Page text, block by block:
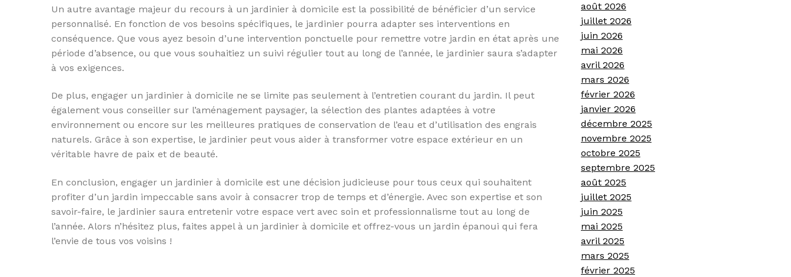
Un autre avantage majeur du recours à un jardinier à domicile est la possibilité de bénéficier d’un service
personnalisé. En fonction de vos besoins spécifiques, le jardinier pourra adapter ses interventions en
conséquence. Que vous ayez besoin d’une intervention ponctuelle pour remettre votre jardin en état après une
période d’absence, ou que vous souhaitiez un suivi régulier tout au long de l’année, le jardinier saura s’adapter
à vos exigences.
De plus, engager un jardinier à domicile ne se limite pas seulement à l’entretien courant du jardin. Il peut
également vous conseiller sur l’aménagement paysager, la sélection des plantes adaptées à votre
environnement ou encore sur les meilleures pratiques de conservation de l’eau et d’utilisation des engrais
naturels. Grâce à son expertise, le jardinier peut vous aider à transformer votre espace extérieur en un
véritable havre de paix et de beauté.
En conclusion, engager un jardinier à domicile est une décision judicieuse pour tous ceux qui souhaitent
profiter d’un jardin impeccable sans avoir à consacrer trop de temps et d’énergie. Avec son expertise et son
savoir-faire, le jardinier saura entretenir votre espace vert avec soin et professionnalisme tout au long de
l’année. Alors n’hésitez plus, faites appel à un jardinier à domicile et offrez-vous un jardin épanoui qui fera
l’envie de tous vos voisins !
août 2026
juillet 2026
juin 2026
mai 2026
avril 2026
mars 2026
février 2026
janvier 2026
décembre 2025
novembre 2025
octobre 2025
septembre 2025
août 2025
juillet 2025
juin 2025
mai 2025
avril 2025
mars 2025
février 2025